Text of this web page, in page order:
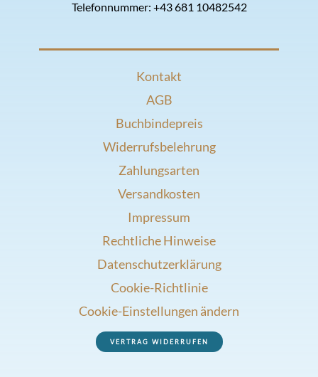
Telefonnummer: +43 681 10482542
Kontakt
AGB
Buchbindepreis
Widerrufsbelehrung
Zahlungsarten
Versandkosten
Impressum
Rechtliche Hinweise
Datenschutzerklärung
Cookie-Richtlinie
Cookie-Einstellungen ändern
VERTRAG WIDERRUFEN